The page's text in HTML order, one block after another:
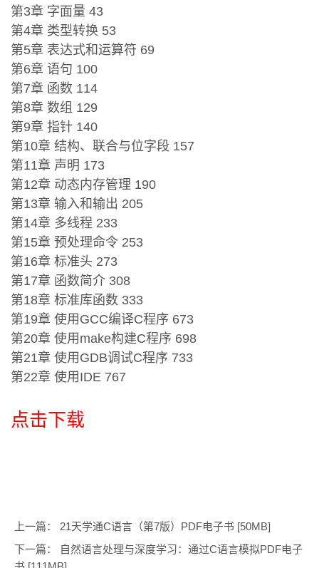
第3章 字面量 43
第4章 类型转换 53
第5章 表达式和运算符 69
第6章 语句 100
第7章 函数 114
第8章 数组 129
第9章 指针 140
第10章 结构、联合与位字段 157
第11章 声明 173
第12章 动态内存管理 190
第13章 输入和输出 205
第14章 多线程 233
第15章 预处理命令 253
第16章 标准头 273
第17章 函数简介 308
第18章 标准库函数 333
第19章 使用GCC编译C程序 673
第20章 使用make构建C程序 698
第21章 使用GDB调试C程序 733
第22章 使用IDE 767
点击下载
上一篇： 21天学通C语言（第7版）PDF电子书 [50MB]
下一篇：
自然语言处理与深度学习：通过C语言模拟PDF电子